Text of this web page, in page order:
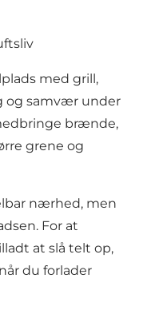
med grill,
og samvær under
brænde,
grene og
nærhed, men
For at
at slå telt op,
du forlader